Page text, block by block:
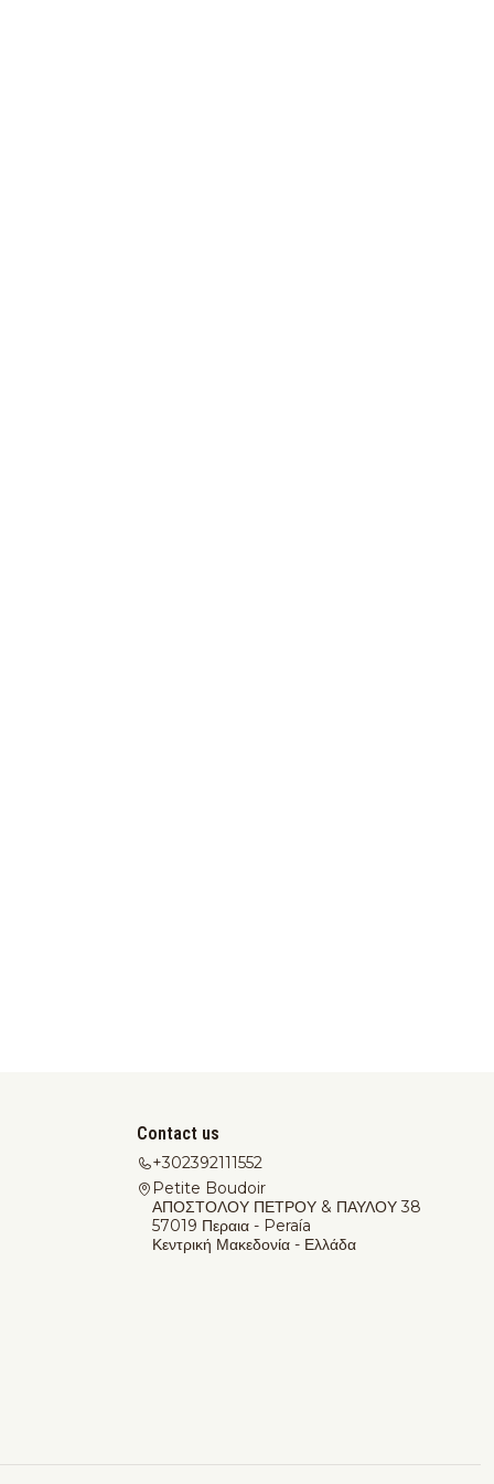
Contact us
+302392111552
Petite Boudoir
ΑΠΟΣΤΟΛΟΥ ΠΕΤΡΟΥ & ΠΑΥΛΟΥ 38
57019 Περαια - Peraía
Κεντρική Μακεδονία - Ελλάδα